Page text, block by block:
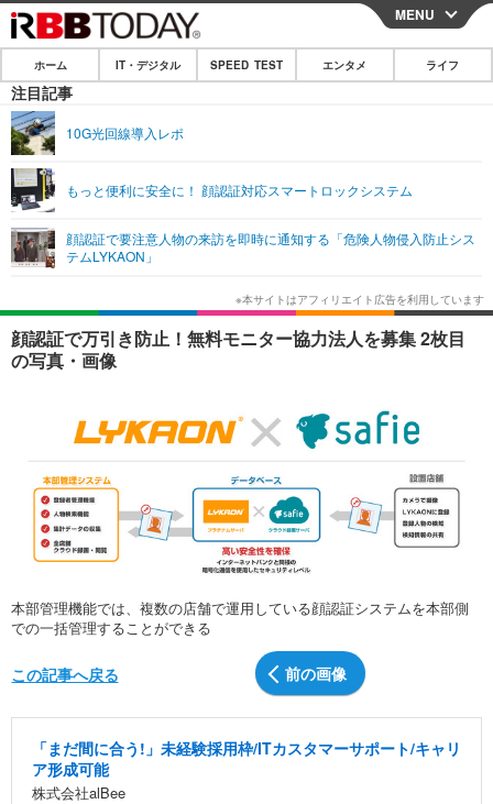
CLOSE
ホーム
IT・デジタル
ショッピング その他
SPEED TEST
エンタメ
エンタメTOP
韓国・芸能
音楽 スポーツ
ショッピング その他
ライフ
ライフTOP グルメ
ペット ショッピング
リリース一覧
プッシュ通知の停止方法
MENU
ホーム IT・デジタル SPEED TEST エンタメ ライフ
注目記事
10G光回線導入レポ
もっと便利に安全に！ 顔認証対応スマートロックシステム
顔認証で要注意人物の来訪を即時に通知する「危険人物侵入防止シス
テムLYKAON」
顔認証で万引き防止！無料モニター協力法人を募集 2枚目
の写真・画像
本部管理機能では、複数の店舗で運用している顔認証システムを本部側
での一括管理することができる
前の画像
この記事へ戻る
「まだ間に合う!」未経験採用枠/ITカスタマーサポート/キャリ
ア形成可能
株式会社alBee